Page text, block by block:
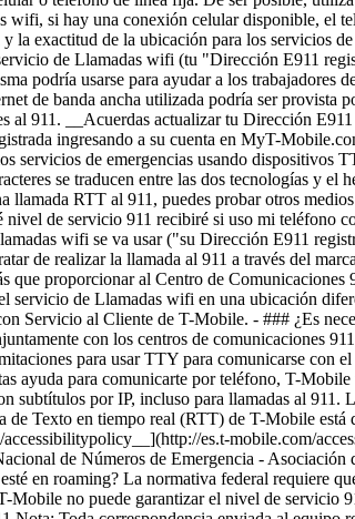
wifi, si hay una conexión celular disponible, el
la exactitud de la ubicación para los servicios
de Llamadas wifi (tu "Dirección E911
podría usarse para ayudar a los
de banda ancha utilizada podría ser
al 911. __Acuerdas actualizar tu Dirección
ingresando a su cuenta en MyT-
servicios de emergencias usando
se traducen entre las dos tecnologías y
llamada RTT al 911, puedes probar otros
nivel de servicio 911 recibiré si uso mi
wifi se va usar ("su Dirección E911
de realizar la llamada al 911 a través del
que proporcionar al Centro de
servicio de Llamadas wifi en una ubicación
Servicio al Cliente de T-Mobile. - ### ¿Es
con los centros de comunicaciones
para usar TTY para comunicarse con
ayuda para comunicarte por teléfono, T-
subtítulos por IP, incluso para llamadas al
de Texto en tiempo real (RTT) de T-Mobile
es.t-mobile.com/
de Números de Emergencia -
en roaming? La normativa federal requiere
Mobile no puede garantizar el nivel de